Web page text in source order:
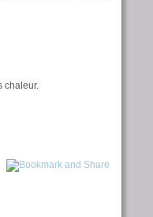
chaleur.